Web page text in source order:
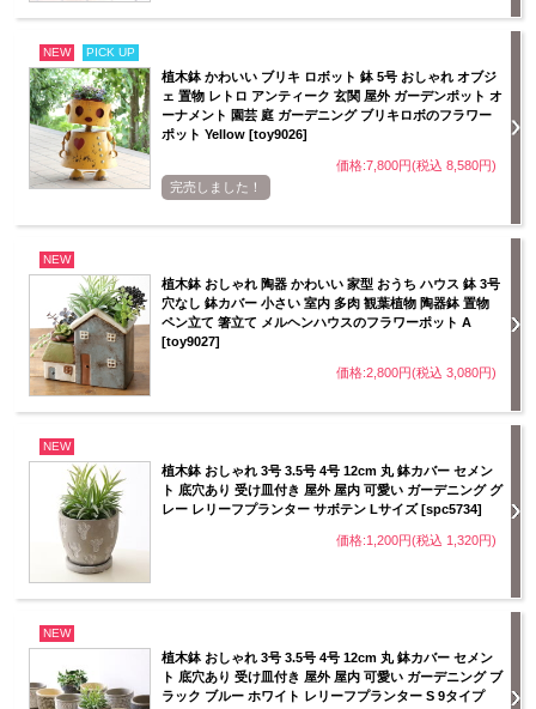
NEW PICK UP
植木鉢 かわいい ブリキ ロボット 鉢 5号 おしゃれ オブジ
ェ 置物 レトロ アンティーク 玄関 屋外 ガーデンポット オ
ーナメント 園芸 庭 ガーデニング ブリキロボのフラワー
ポット Yellow [toy9026]
価格:7,800円(税込 8,580円)
完売しました！
NEW
植木鉢 おしゃれ 陶器 かわいい 家型 おうち ハウス 鉢 3号
穴なし 鉢カバー 小さい 室内 多肉 観葉植物 陶器鉢 置物
ペン立て 箸立て メルヘンハウスのフラワーポット A
[toy9027]
価格:2,800円(税込 3,080円)
NEW
植木鉢 おしゃれ 3号 3.5号 4号 12cm 丸 鉢カバー セメン
ト 底穴あり 受け皿付き 屋外 屋内 可愛い ガーデニング グ
レー レリーフプランター サボテン Lサイズ [spc5734]
価格:1,200円(税込 1,320円)
NEW
植木鉢 おしゃれ 3号 3.5号 4号 12cm 丸 鉢カバー セメン
ト 底穴あり 受け皿付き 屋外 屋内 可愛い ガーデニング ブ
ラック ブルー ホワイト レリーフプランター S 9タイプ